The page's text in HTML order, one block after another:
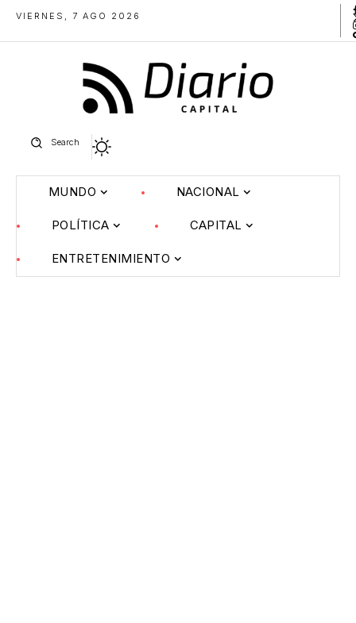
VIERNES, 7 AGO 2026
Search
MUNDO NACIONAL
POLÍTICA CAPITAL
ENTRETENIMIENTO